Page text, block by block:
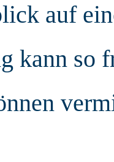
auf
kann so